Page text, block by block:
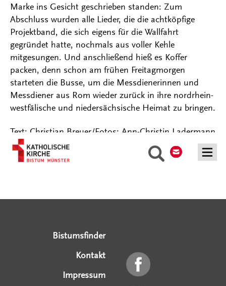
Suche
Marke ins Gesicht geschrieben standen: Zum
Abschluss wurden alle Lieder, die die achtköpfige
Projektband, die sich eigens für die Wallfahrt
gegründet hatte, nochmals aus voller Kehle
mitgesungen. Und anschließend hieß es Koffer
packen, denn schon am frühen Freitagmorgen
starteten die Busse, um die Messdienerinnen und
Messdiener aus Rom wieder zurück in ihre nordrhein-
westfälische und niedersächsische Heimat zu bringen.
Text: Christian Breuer/Fotos: Ann-Christin Ladermann
Bistumsfinder
Kontakt
Impressum